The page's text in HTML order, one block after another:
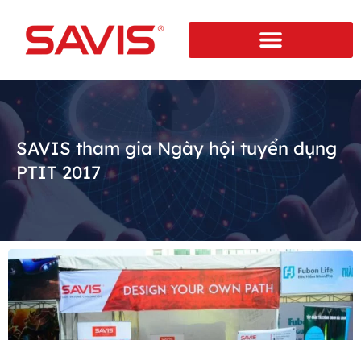
SAVIS tham gia Ngày hội tuyển dụng
PTIT 2017